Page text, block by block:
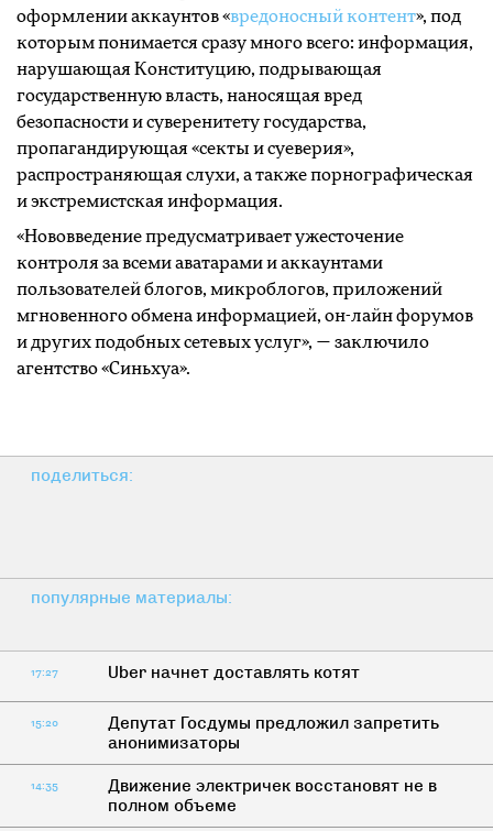
оформлении аккаунтов «вредоносный контент», под
которым понимается сразу много всего: информация,
нарушающая Конституцию, подрывающая
государственную власть, наносящая вред
безопасности и суверенитету государства,
пропагандирующая «секты и суеверия»,
распространяющая слухи, а также порнографическая
и экстремистская информация.
«Нововведение предусматривает ужесточение
контроля за всеми аватарами и аккаунтами
пользователей блогов, микроблогов, приложений
мгновенного обмена информацией, он-лайн форумов
и других подобных сетевых услуг», — заключило
агентство «Синьхуа».
поделиться:
популярные материалы:
17:27 Uber начнет доставлять котят
15:20
Депутат Госдумы предложил запретить
анонимизаторы
14:35
Движение электричек восстановят не в
полном объеме